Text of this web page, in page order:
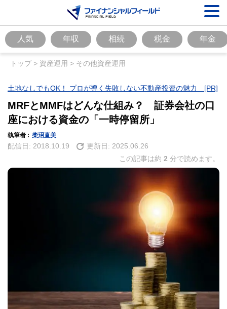
人気 年収 相続 税金 年金
トップ> 資産運用 > その他資産運用
土地なしでもOK！ プロが導く失敗しない不動産投資の魅力 [PR]
MRFとMMFはどんな仕組み？ 証券会社の口
座における資金の「一時停留所」
執筆者 : 柴沼直美
配信日: 2018.10.19 更新日: 2025.06.26
この記事は約 2 分で読めます。